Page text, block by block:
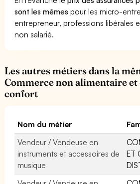
sont les mêmes pour les micro-
entrepreneur, professions libérales
non salarié.
Les autres métiers dans la
Commerce non alimentaire et
confort
Nom du métier
Vendeur / Vendeuse en
instruments et accessoires de
musique
ET